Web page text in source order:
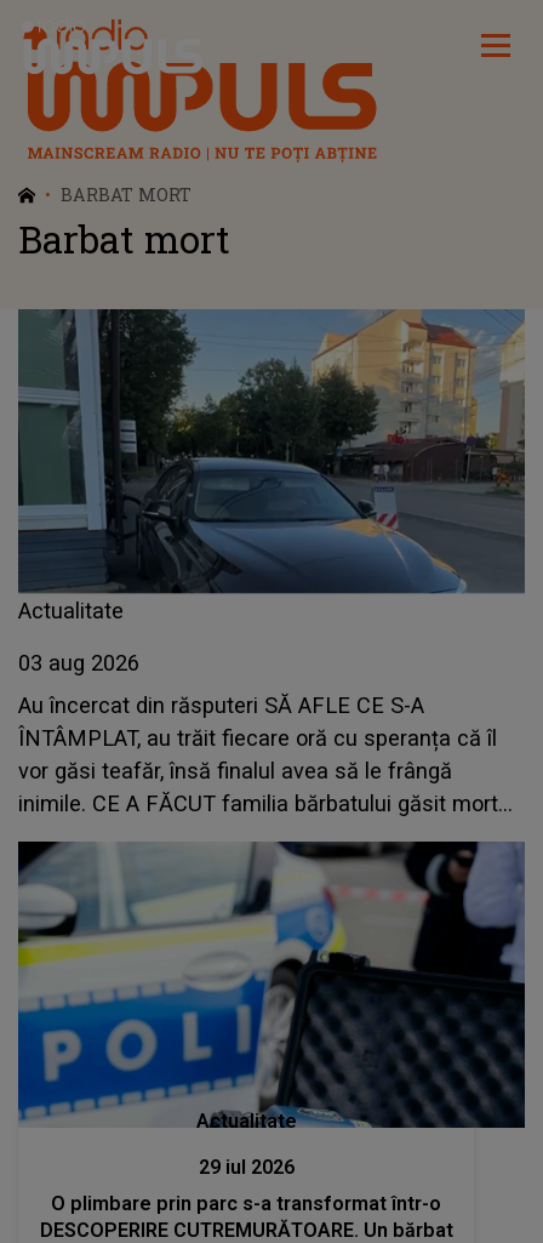
Radio Impuls
BARBAT MORT
Barbat mort
Actualitate
03 aug 2026
Au încercat din răsputeri SĂ AFLE CE S-A
ÎNTÂMPLAT, au trăit fiecare oră cu speranța că îl
vor găsi teafăr, însă finalul avea să le frângă
inimile. CE A FĂCUT familia bărbatului găsit mort
într-o mașină parcată pe Bulevardul Victoriei: "În
urma..."
Actualitate
29 iul 2026
O plimbare prin parc s-a transformat într-o
DESCOPERIRE CUTREMURĂTOARE. Un bărbat